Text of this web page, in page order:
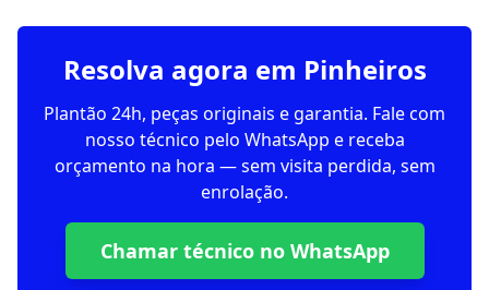
Resolva agora em Pinheiros
Plantão 24h, peças originais e garantia. Fale com
nosso técnico pelo WhatsApp e receba
orçamento na hora — sem visita perdida, sem
enrolação.
Chamar técnico no WhatsApp